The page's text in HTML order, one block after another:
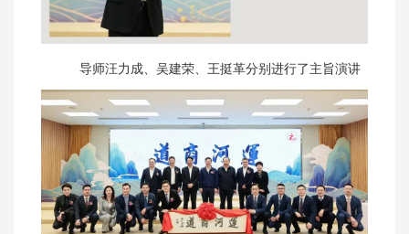
导师汪力成、吴建荣、王挺革分别进行了主旨演讲